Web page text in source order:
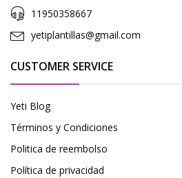
11950358667
yetiplantillas@gmail.com
CUSTOMER SERVICE
Yeti Blog
Términos y Condiciones
Politica de reembolso
Política de privacidad